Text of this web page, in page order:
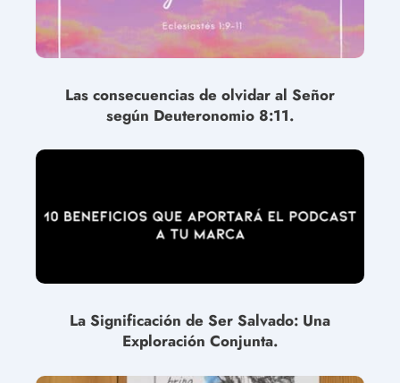
Las consecuencias de olvidar al Señor
según Deuteronomio 8:11.
La Significación de Ser Salvado: Una
Exploración Conjunta.